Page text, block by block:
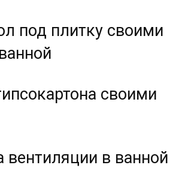
под плитку своими
своими
вентиляции в ванной